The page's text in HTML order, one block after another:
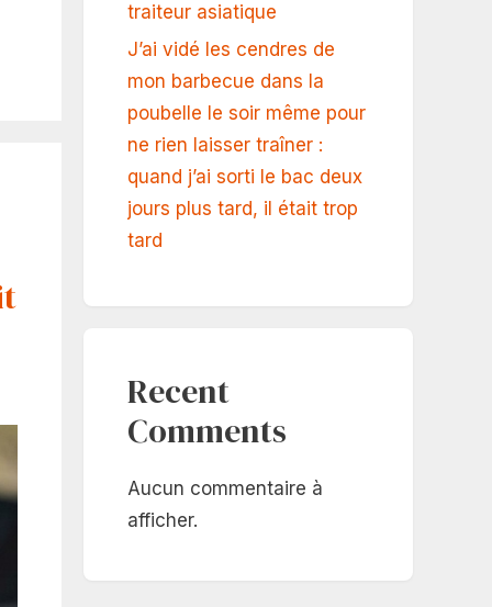
traiteur asiatique
J’ai vidé les cendres de
mon barbecue dans la
poubelle le soir même pour
ne rien laisser traîner :
quand j’ai sorti le bac deux
jours plus tard, il était trop
tard
Recent
Comments
Aucun commentaire à
afficher.